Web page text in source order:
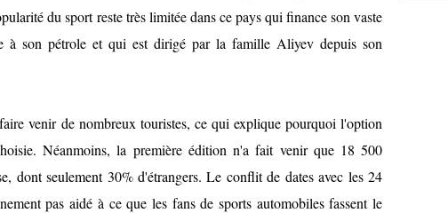
du sport reste très limitée dans ce pays qui finance son vaste
à son pétrole et qui est dirigé par la famille Aliyev depuis son
venir de nombreux touristes, ce qui explique pourquoi l'option
Néanmoins, la première édition n'a fait venir que 18 500
dont seulement 30% d'étrangers. Le conflit de dates avec les 24
pas aidé à ce que les fans de sports automobiles fassent le